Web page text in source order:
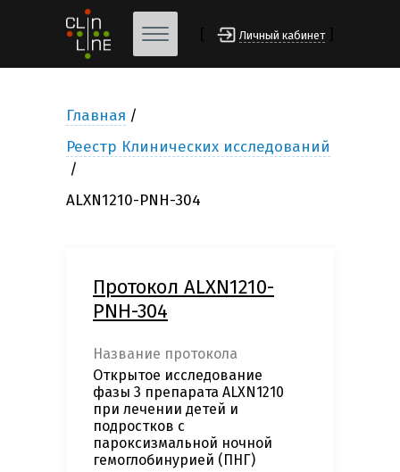
Личный кабинет
Главная
Реестр Клинических исследований
ALXN1210-PNH-304
Протокол ALXN1210-
PNH-304
Название протокола
Открытое исследование
фазы 3 препарата ALXN1210
при лечении детей и
подростков с
пароксизмальной ночной
гемоглобинурией (ПНГ)